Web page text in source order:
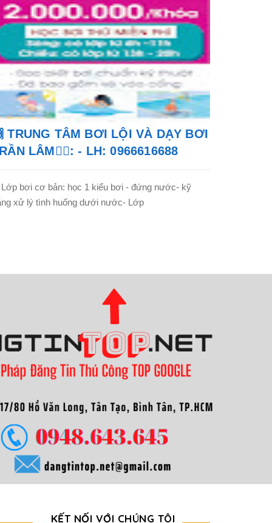
TRUNG TÂM BƠI LỘI VÀ DẠY BƠI
LÂM🏊‍♂️: - LH: 0966616688
Lớp bơi cơ bản: học 1 kiểu bơi - đứng nước- kỹ
xử lý tình huống dưới nước- Lớp
KẾT NỐI VỚI CHÚNG TÔI